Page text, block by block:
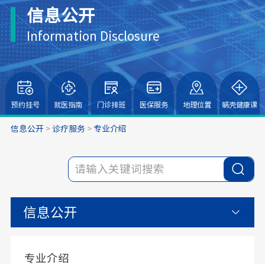
信息公开
Information Disclosure
预约挂号 就医指南 门诊排班 医保服务 地理位置 蜗壳健康课
信息公开> 诊疗服务 > 专业介绍
信息公开
专业介绍